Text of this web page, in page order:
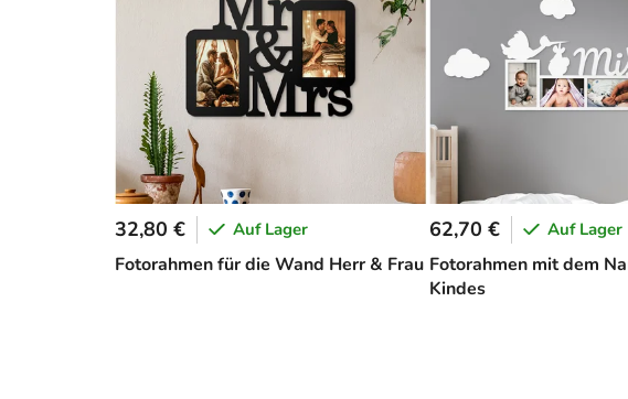
Fotorahmen für die Wand Herr & Frau
32,80 € Auf Lager
Fotorahmen mit dem
Kindes
62,70 € Auf Lager